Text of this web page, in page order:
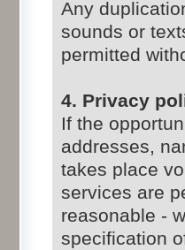
Any
sounds or
permitted
4. Privacy
If the
addresses,
takes place
services are
reasonable -
specification